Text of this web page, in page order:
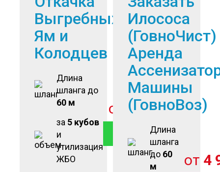
Выгребных
Ям и
Колодцев
Длина
шланга до
60 м
за 5 кубов
и
утилизация
ЖБО
от 2 900руб
ВЫЗОВ ОТКАЧКИ
Илососа
(ГовноЧист)
Аренда
Машины
(ГовноВоз)
Длина
шланга
до 60
м
от 4